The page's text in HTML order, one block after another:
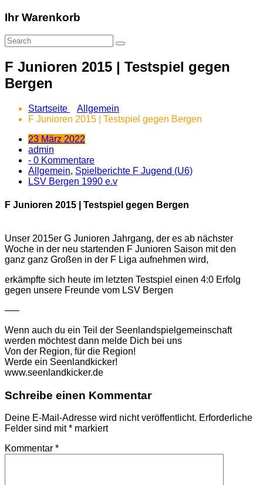
Ihr Warenkorb
F Junioren 2015 | Testspiel gegen
Bergen
Startseite
Allgemein
F Junioren 2015 | Testspiel gegen Bergen
23 März 2022
admin
- 0 Kommentare
Allgemein, Spielberichte F Jugend (U6)
LSV Bergen 1990 e.v
F Junioren 2015 | Testspiel gegen Bergen
Unser 2015er G Junioren Jahrgang, der es ab nächster
Woche in der neu startenden F Junioren Saison mit den
ganz ganz Großen in der F Liga aufnehmen wird,
erkämpfte sich heute im letzten Testspiel einen 4:0 Erfolg
gegen unsere Freunde vom LSV Bergen
—–
Wenn auch du ein Teil der Seenlandspielgemeinschaft
werden möchtest dann melde Dich bei uns
Von der Region, für die Region!
Werde ein Seenlandkicker!
www.seenlandkicker.de
Schreibe einen Kommentar
Deine E-Mail-Adresse wird nicht veröffentlicht. Erforderliche
Felder sind mit* markiert
Kommentar *